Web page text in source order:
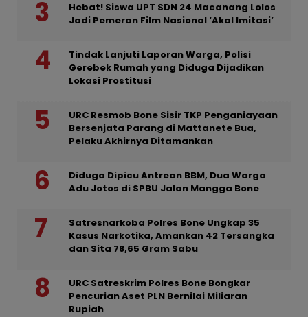
Hebat! Siswa UPT SDN 24 Macanang Lolos
Jadi Pemeran Film Nasional ‘Akal Imitasi’
Tindak Lanjuti Laporan Warga, Polisi
Gerebek Rumah yang Diduga Dijadikan
Lokasi Prostitusi
URC Resmob Bone Sisir TKP Penganiayaan
Bersenjata Parang di Mattanete Bua,
Pelaku Akhirnya Ditamankan
Diduga Dipicu Antrean BBM, Dua Warga
Adu Jotos di SPBU Jalan Mangga Bone
Satresnarkoba Polres Bone Ungkap 35
Kasus Narkotika, Amankan 42 Tersangka
dan Sita 78,65 Gram Sabu
URC Satreskrim Polres Bone Bongkar
Pencurian Aset PLN Bernilai Miliaran
Rupiah